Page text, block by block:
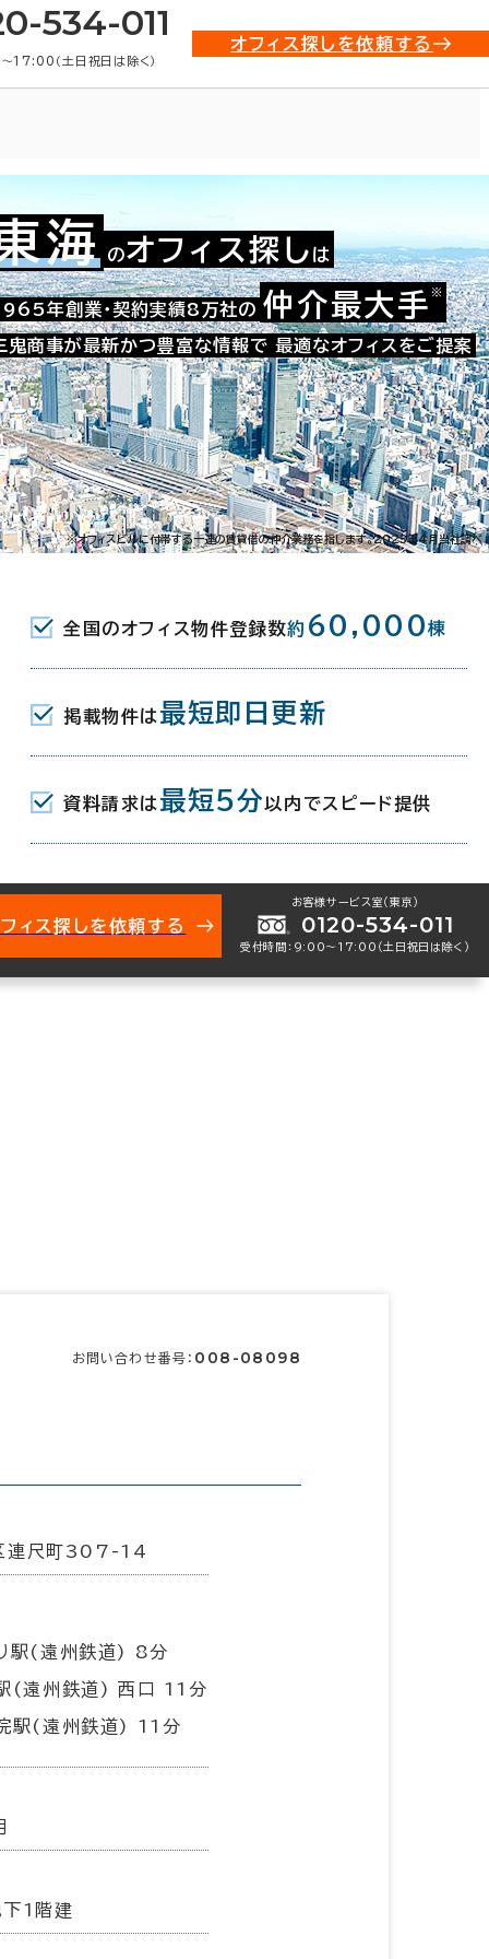
534-011
17:00（土日祝日は除く）
オフィス探しを依頼する
お問い合わせ番号：008-08098
。
お問い合わせ番号： 008-08098
連尺町307-14
駅(遠州鉄道) 8分
(遠州鉄道) 西口 11分
駅(遠州鉄道) 11分
1階建
海 のオフィス探し は
年創業・契約実績8万社の 仲介最大手 ※
鬼商事が最新かつ豊富な情報で 最適なオフィスをご提案
※オフィスビルに付帯する一連の賃貸借の仲介業務を指します。2023年4月当社調べ
全国のオフィス物件登録数約 60,000棟
掲載物件は 最短即日更新
資料請求は 最短5分 以内でスピード提供
ィス探しを依頼する
お客様サービス室（東京）
0120-534-011
受付時間：9:00〜17:00（土日祝日は除く）